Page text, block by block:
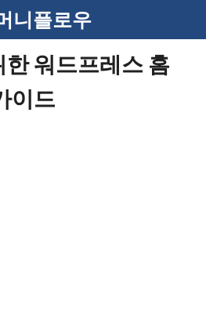
니플로우
워드프레스 홈
이드